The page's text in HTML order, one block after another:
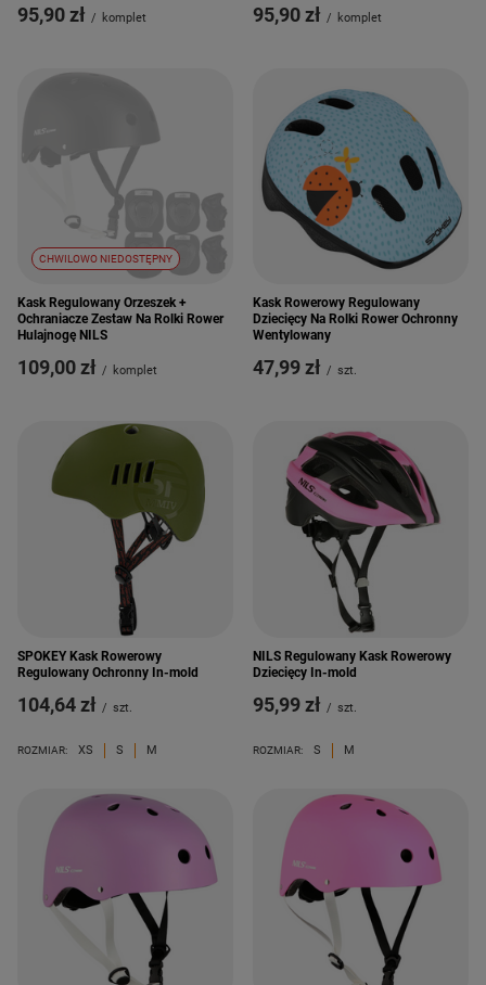
95,90 zł / komplet 95,90 zł / komplet
CHWILOWO NIEDOSTĘPNY
Kask Regulowany Orzeszek +
Ochraniacze Zestaw Na Rolki Rower
Hulajnogę NILS
109,00 zł / komplet
Kask Rowerowy Regulowany
Dziecięcy Na Rolki Rower Ochronny
Wentylowany
47,99 zł / szt.
SPOKEY Kask Rowerowy
Regulowany Ochronny In-mold
104,64 zł / szt.
ROZMIAR: XS S M
NILS Regulowany Kask Rowerowy
Dziecięcy In-mold
95,99 zł / szt.
ROZMIAR: S M